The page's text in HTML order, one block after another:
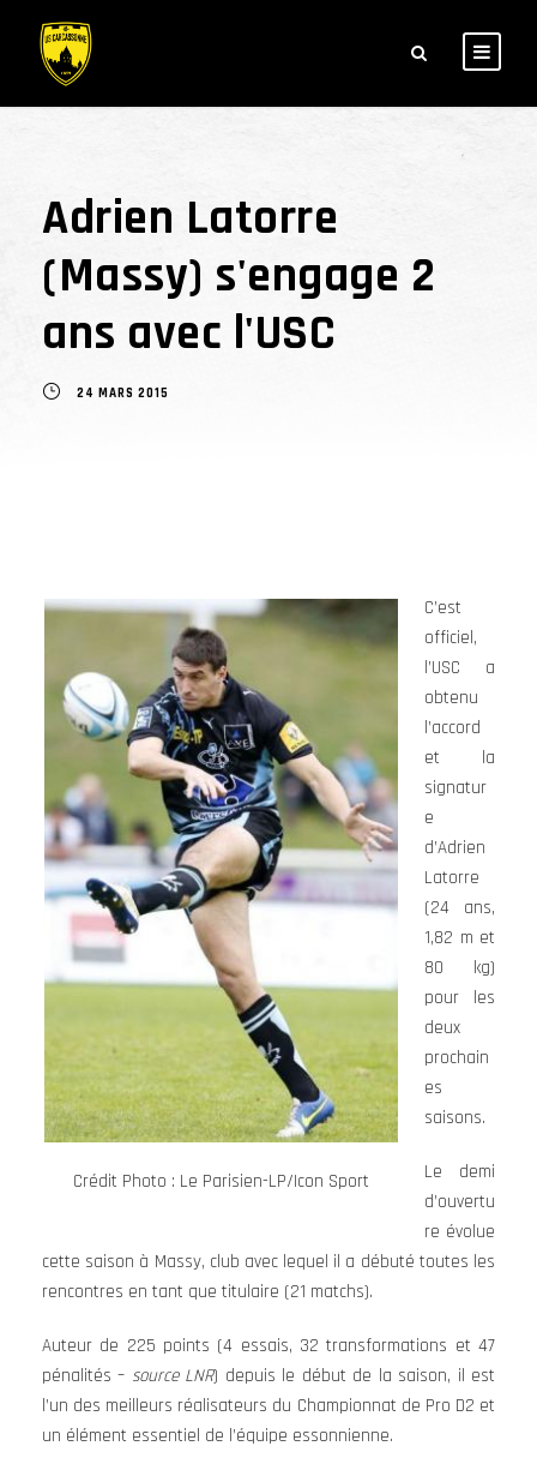
Adrien Latorre
(Massy) s'engage 2
ans avec l'USC
24 MARS 2015
Crédit Photo : Le Parisien-LP/Icon Sport
C’est
officiel,
l’USC a
obtenu
l’accord
et la
signatur
e
d’Adrien
Latorre
(24 ans,
1,82 m et
80 kg)
pour les
deux
prochain
es
saisons.
Le demi
d’ouvertu
re évolue
cette saison à Massy, club avec lequel il a débuté toutes les
rencontres en tant que titulaire (21 matchs).
Auteur de 225 points (4 essais, 32 transformations et 47
pénalités – source LNR) depuis le début de la saison, il est
l’un des meilleurs réalisateurs du Championnat de Pro D2 et
un élément essentiel de l’équipe essonnienne.